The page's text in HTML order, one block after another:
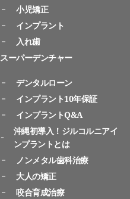
小児矯正
インプラント
入れ歯
スーパーデンチャー
デンタルローン
インプラント10年保証
インプラントQ&A
沖縄初導入！ジルコルニアイ
ンプラントとは
ノンメタル歯科治療
大人の矯正
咬合育成治療